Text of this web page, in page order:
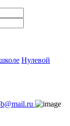
Нулевой